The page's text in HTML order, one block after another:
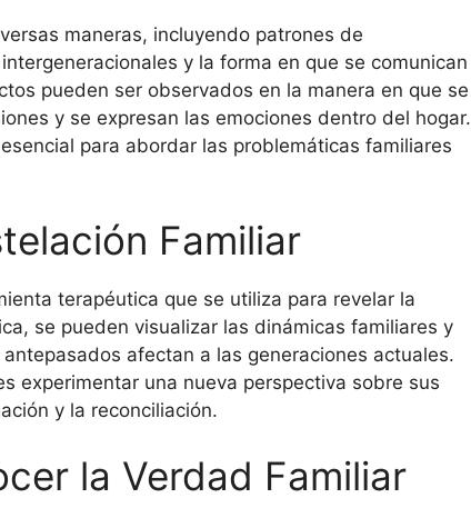
maneras, incluyendo patrones de
y la forma en que se comunican
pueden ser observados en la manera en que se
y se expresan las emociones dentro del hogar.
para abordar las problemáticas familiares
Familiar
terapéutica que se utiliza para revelar la
se pueden visualizar las dinámicas familiares y
afectan a las generaciones actuales.
experimentar una nueva perspectiva sobre sus
y la reconciliación.
la Verdad Familiar